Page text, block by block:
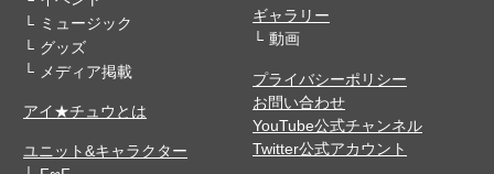
ミュージック
グッズ
メディア掲載
アイ★チュウとは
ユニット&キャラクター
ギャラリー
動画
プライバシーポリシー
お問い合わせ
YouTube公式チャンネル
Twitter公式アカウント